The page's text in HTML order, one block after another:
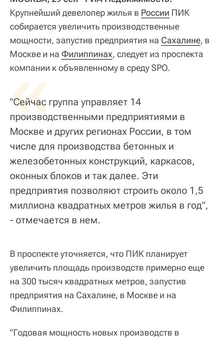
Крупнейший девелопер жилья в России ПИК
собирается увеличить производственные
мощности, запустив предприятия на Сахалине, в
Москве и на Филиппинах, следует из проспекта
компании к объявленному в среду SPO.
«
"Сейчас группа управляет 14
производственными предприятиями в
Москве и других регионах России, в том
числе для производства бетонных и
железобетонных конструкций, каркасов,
оконных блоков и так далее. Эти
предприятия позволяют строить около 1,5
миллиона квадратных метров жилья в год",
- отмечается в нем.
В проспекте уточняется, что ПИК планирует
увеличить площадь производств примерно еще
на 300 тысяч квадратных метров, запустив
предприятия на Сахалине, в Москве и на
Филиппинах.
"Годовая мощность новых производств в